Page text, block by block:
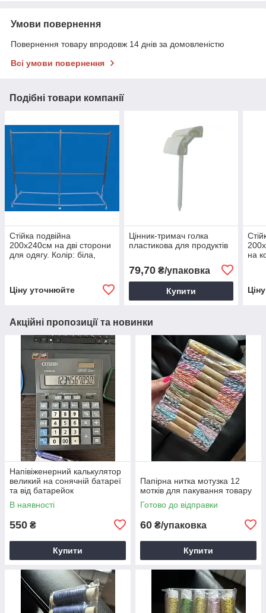
Умови повернення
Повернення товару впродовж 14 днів за домовленістю
Всі умови повернення
Подібні товари компанії
Стійка подвійна
200х240см на дві сторони
для одягу. Колір: біла,
Ціну уточнюйте
Цінник-тримач голка
пластикова для продуктів
79,70₴/упаковка
Купити
на
Акційні пропозиції та новинки
Напівіженерний калькулятор
великий на сонячній батареї
та від батарейок
В наявності
550 ₴
Купити
Папірна нитка мотузка 12
мотків для пакування товару
Готово до відправки
60 ₴/упаковка
Купити